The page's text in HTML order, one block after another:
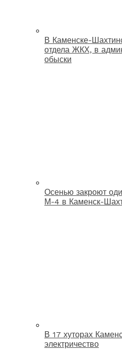
В Каменске-
отдела ЖКХ, в
обыски
Осенью закроют
М-4 в Каменск-
В 17 хуторах
электричество